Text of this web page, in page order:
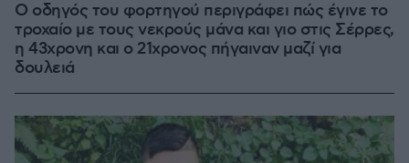
Ο οδηγός του φορτηγού περιγράφει πώς έγινε το
τροχαίο με τους νεκρούς μάνα και γιο στις Σέρρες,
η 43χρονη και ο 21χρονος πήγαιναν μαζί για
δουλειά